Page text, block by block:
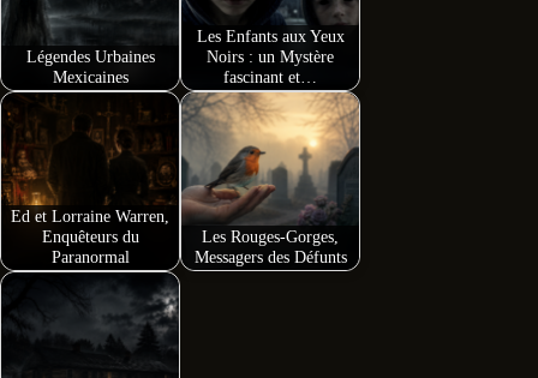
Légendes Urbaines
Mexicaines
Les Enfants aux Yeux
Noirs : un Mystère
fascinant et…
Ed et Lorraine Warren,
Enquêteurs du
Paranormal
Les Rouges-Gorges,
Messagers des Défunts